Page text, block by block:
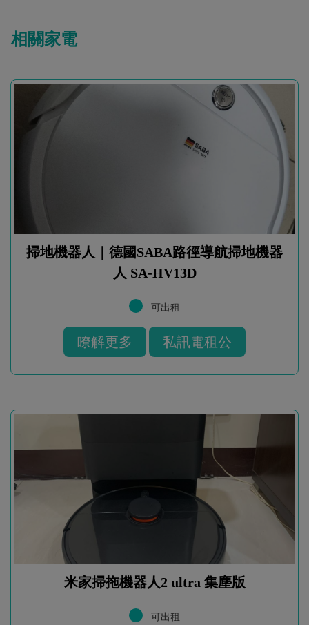
相關家電
掃地機器人｜德國SABA路徑導航掃地機器
人 SA-HV13D
可出租
瞭解更多 私訊電租公
米家掃拖機器人2 ultra 集塵版
可出租